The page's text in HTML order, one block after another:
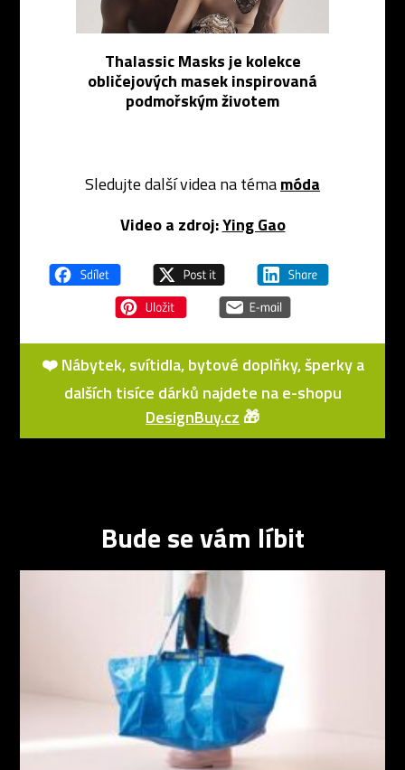
Thalassic Masks je kolekce
obličejových masek inspirovaná
podmořským životem
Sledujte další videa na témamóda
Video a zdroj:Ying Gao
❤️ Nábytek, svítidla, bytové doplňky, šperky a
dalších tisíce dárků najdete na e-shopu
DesignBuy.cz 🎁
Bude se vám líbit